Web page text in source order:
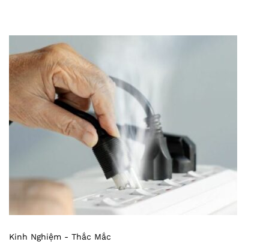
Kinh Nghiệm - Thắc Mắc